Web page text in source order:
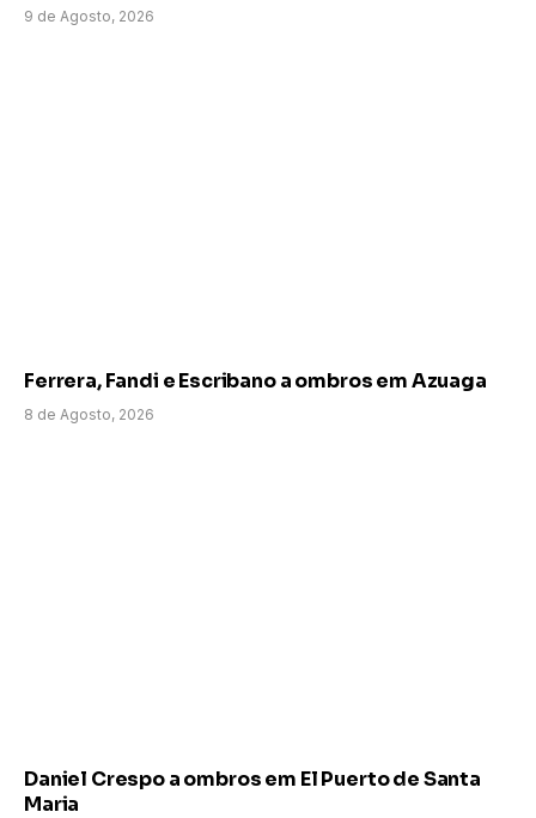
9 de Agosto, 2026
Ferrera, Fandi e Escribano a ombros em Azuaga
8 de Agosto, 2026
Daniel Crespo a ombros em El Puerto de Santa
Maria